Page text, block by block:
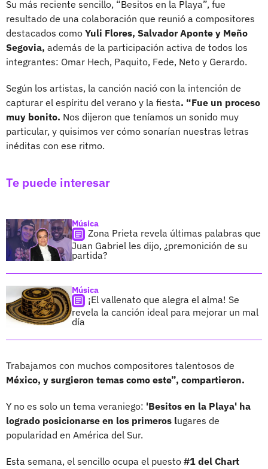
Su más reciente sencillo, “Besitos en la Playa”, fue
resultado de una colaboración que reunió a compositores
destacados como Yuli Flores, Salvador Aponte y Meño
Segovia, además de la participación activa de todos los
integrantes: Omar Hech, Paquito, Fede, Neto y Gerardo.
Según los artistas, la canción nació con la intención de
capturar el espíritu del verano y la fiesta. “Fue un proceso
muy bonito. Nos dijeron que teníamos un sonido muy
particular, y quisimos ver cómo sonarían nuestras letras
inéditas con ese ritmo.
Te puede interesar
Música
Zona Prieta revela últimas palabras que
Juan Gabriel les dijo, ¿premonición de su
partida?
Música
¡El vallenato que alegra el alma! Se
revela la canción ideal para mejorar un mal
día
Trabajamos con muchos compositores talentosos de
México, y surgieron temas como este”, compartieron.
Y no es solo un tema veraniego: 'Besitos en la Playa' ha
logrado posicionarse en los primeros lugares de
popularidad en América del Sur.
Esta semana, el sencillo ocupa el puesto #1 del Chart